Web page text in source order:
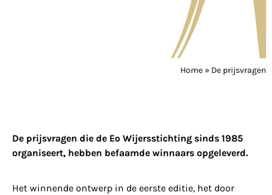
Home » De prijsvragen
De prijsvragen die de Eo Wijersstichting sinds 1985
organiseert, hebben befaamde winnaars opgeleverd.
Het winnende ontwerp in de eerste editie, het door